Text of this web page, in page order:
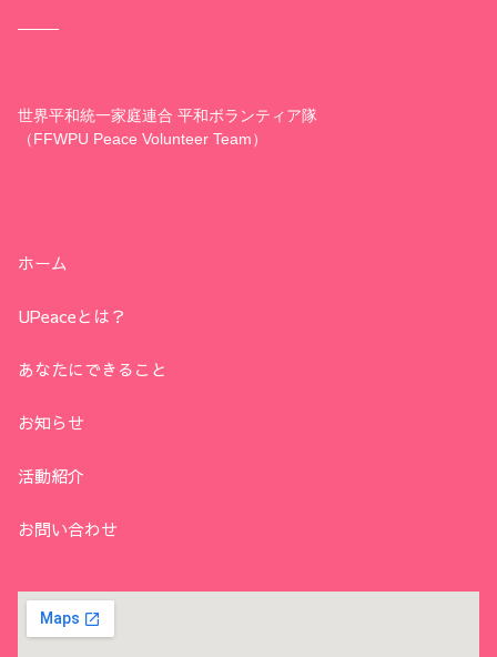
世界平和統一家庭連合 平和ボランティア隊
（FFWPU Peace Volunteer Team）
ホーム
UPeaceとは？
あなたにできること
お知らせ
活動紹介
お問い合わせ